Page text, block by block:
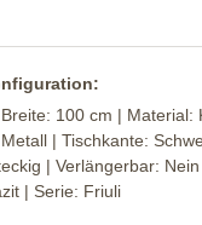
100 cm | Material:
Metall | Tischkante:
| Verlängerbar: Nein
| Serie: Friuli